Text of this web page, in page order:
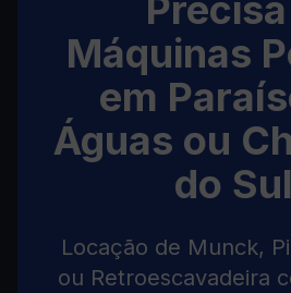
Máquinas
em
Águas ou
do
Locação de Munck,
ou Retroescavadeira